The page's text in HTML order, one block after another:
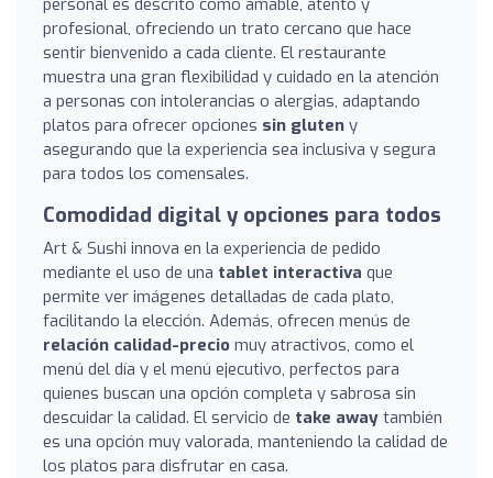
profesional, ofreciendo un trato cercano que hace
sentir bienvenido a cada cliente. El restaurante
muestra una gran flexibilidad y cuidado en la atención
a personas con intolerancias o alergias, adaptando
platos para ofrecer opciones sin gluten y
asegurando que la experiencia sea inclusiva y segura
para todos los comensales.
Comodidad digital y opciones para todos
Art & Sushi innova en la experiencia de pedido
mediante el uso de una tablet interactiva que
permite ver imágenes detalladas de cada plato,
facilitando la elección. Además, ofrecen menús de
relación calidad-precio muy atractivos, como el
menú del día y el menú ejecutivo, perfectos para
quienes buscan una opción completa y sabrosa sin
descuidar la calidad. El servicio de take away también
es una opción muy valorada, manteniendo la calidad de
los platos para disfrutar en casa.